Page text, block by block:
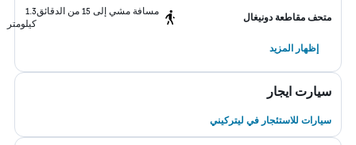
متحف مقاطعة دونيغال
مسافة مشي إلى 15 من الدقائق
1.3
كيلومتر
إظهار المزيد
سيارت ايجار
سيارات للاستئجار في ليتركيني